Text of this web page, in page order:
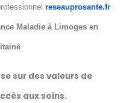
reseauprosante.fr
Maladie à Limoges en
sur des valeurs de
aux soins.